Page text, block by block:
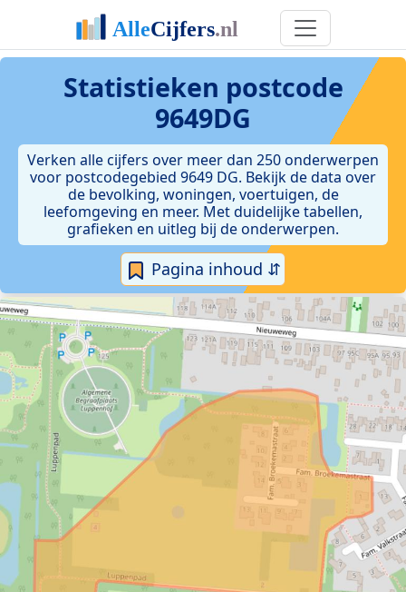
Statistieken postcode
9649DG
Verken alle cijfers over meer dan 250 onderwerpen
voor postcodegebied 9649 DG. Bekijk de data over
de bevolking, woningen, voertuigen, de
leefomgeving en meer. Met duidelijke tabellen,
grafieken en uitleg bij de onderwerpen.
Pagina inhoud ⇵